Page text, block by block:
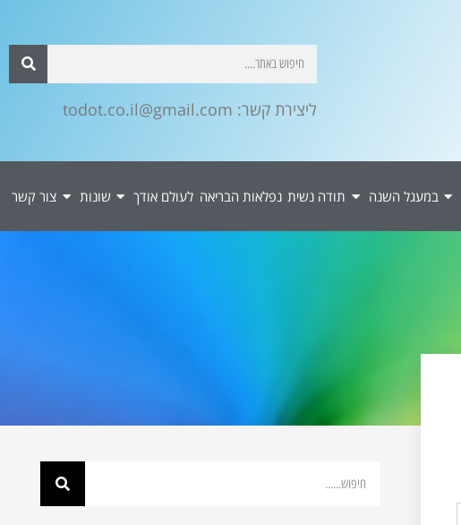
ליצירת קשר: todot.co.il@gmail.com
במעגל השנה תודה נשית נפלאות הבריאה לעולם אודך שונות צור קשר